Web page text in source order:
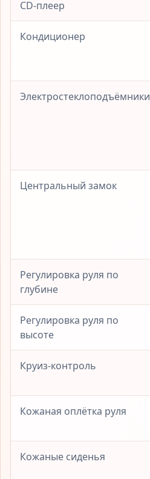
CD-плеер
Кондиционер
Электростеклоподъёмники
Центральный замок
Регулировка руля по
глубине
Регулировка руля по
высоте
Круиз-контроль
Кожаная оплётка руля
Кожаные сиденья